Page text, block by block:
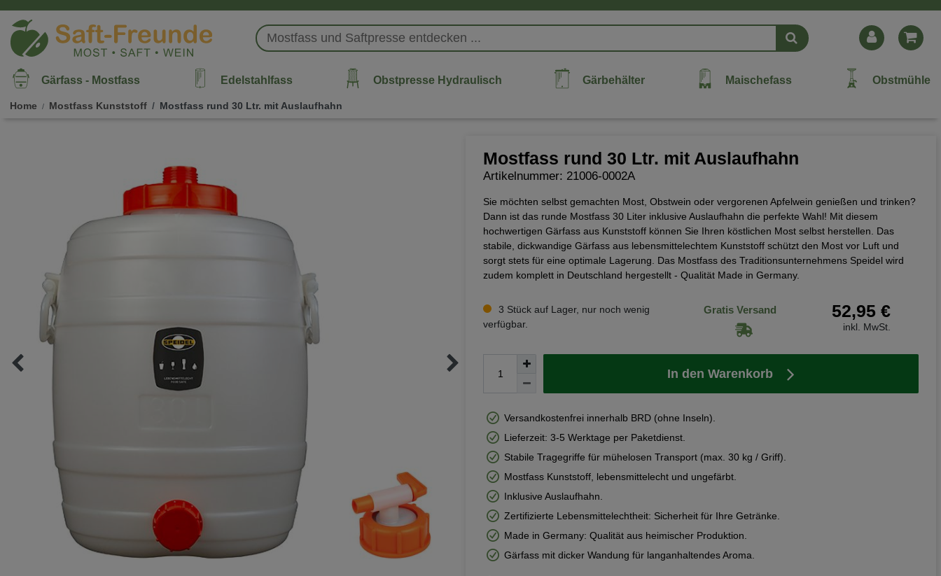
Gärfass - Mostfass Edelstahlfass Obstpresse Hydraulisch Gärbehälter Maischefass Obstmühle
Home Mostfass Kunststoff Mostfass rund 30 Ltr. mit Auslaufhahn
Mostfass rund 30 Ltr. mit Auslaufhahn
Artikelnummer: 21006-0002A
Sie möchten selbst gemachten Most, Obstwein oder vergorenen Apfelwein genießen und trinken?
Dann ist das runde Mostfass 30 Liter inklusive Auslaufhahn die perfekte Wahl! Mit diesem
hochwertigen Gärfass aus Kunststoff können Sie Ihren köstlichen Most selbst herstellen. Das
stabile, dickwandige Gärfass aus lebensmittelechtem Kunststoff schützt den Most vor Luft und
sorgt stets für eine optimale Lagerung. Das Mostfass des Traditionsunternehmens Speidel wird
zudem komplett in Deutschland hergestellt - Qualität Made in Germany.
3 Stück auf Lager, nur noch wenig
verfügbar.
Gratis Versand 52,95 €
inkl. MwSt.
In den Warenkorb
Versandkostenfrei innerhalb BRD (ohne Inseln).
Lieferzeit: 3-5 Werktage per Paketdienst.
Stabile Tragegriffe für mühelosen Transport (max. 30 kg / Griff).
Mostfass Kunststoff, lebensmittelecht und ungefärbt.
Inklusive Auslaufhahn.
Zertifizierte Lebensmittelechtheit: Sicherheit für Ihre Getränke.
Made in Germany: Qualität aus heimischer Produktion.
Gärfass mit dicker Wandung für langanhaltendes Aroma.